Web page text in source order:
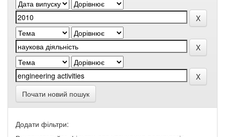
Почати новий пошук
Додати фільтри: